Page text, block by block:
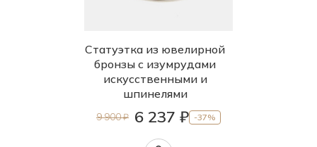
Статуэтка из ювелирной
бронзы с изумрудами
искусственными и
шпинелями
9 900 ₽ 6 237 ₽ -37%